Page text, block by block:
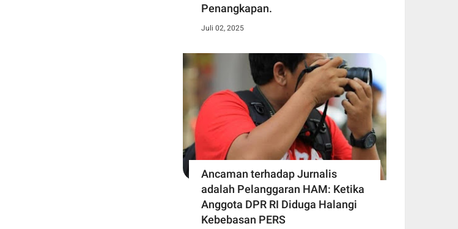
Penangkapan.
Juli 02, 2025
Ancaman terhadap Jurnalis
adalah Pelanggaran HAM: Ketika
Anggota DPR RI Diduga Halangi
Kebebasan PERS